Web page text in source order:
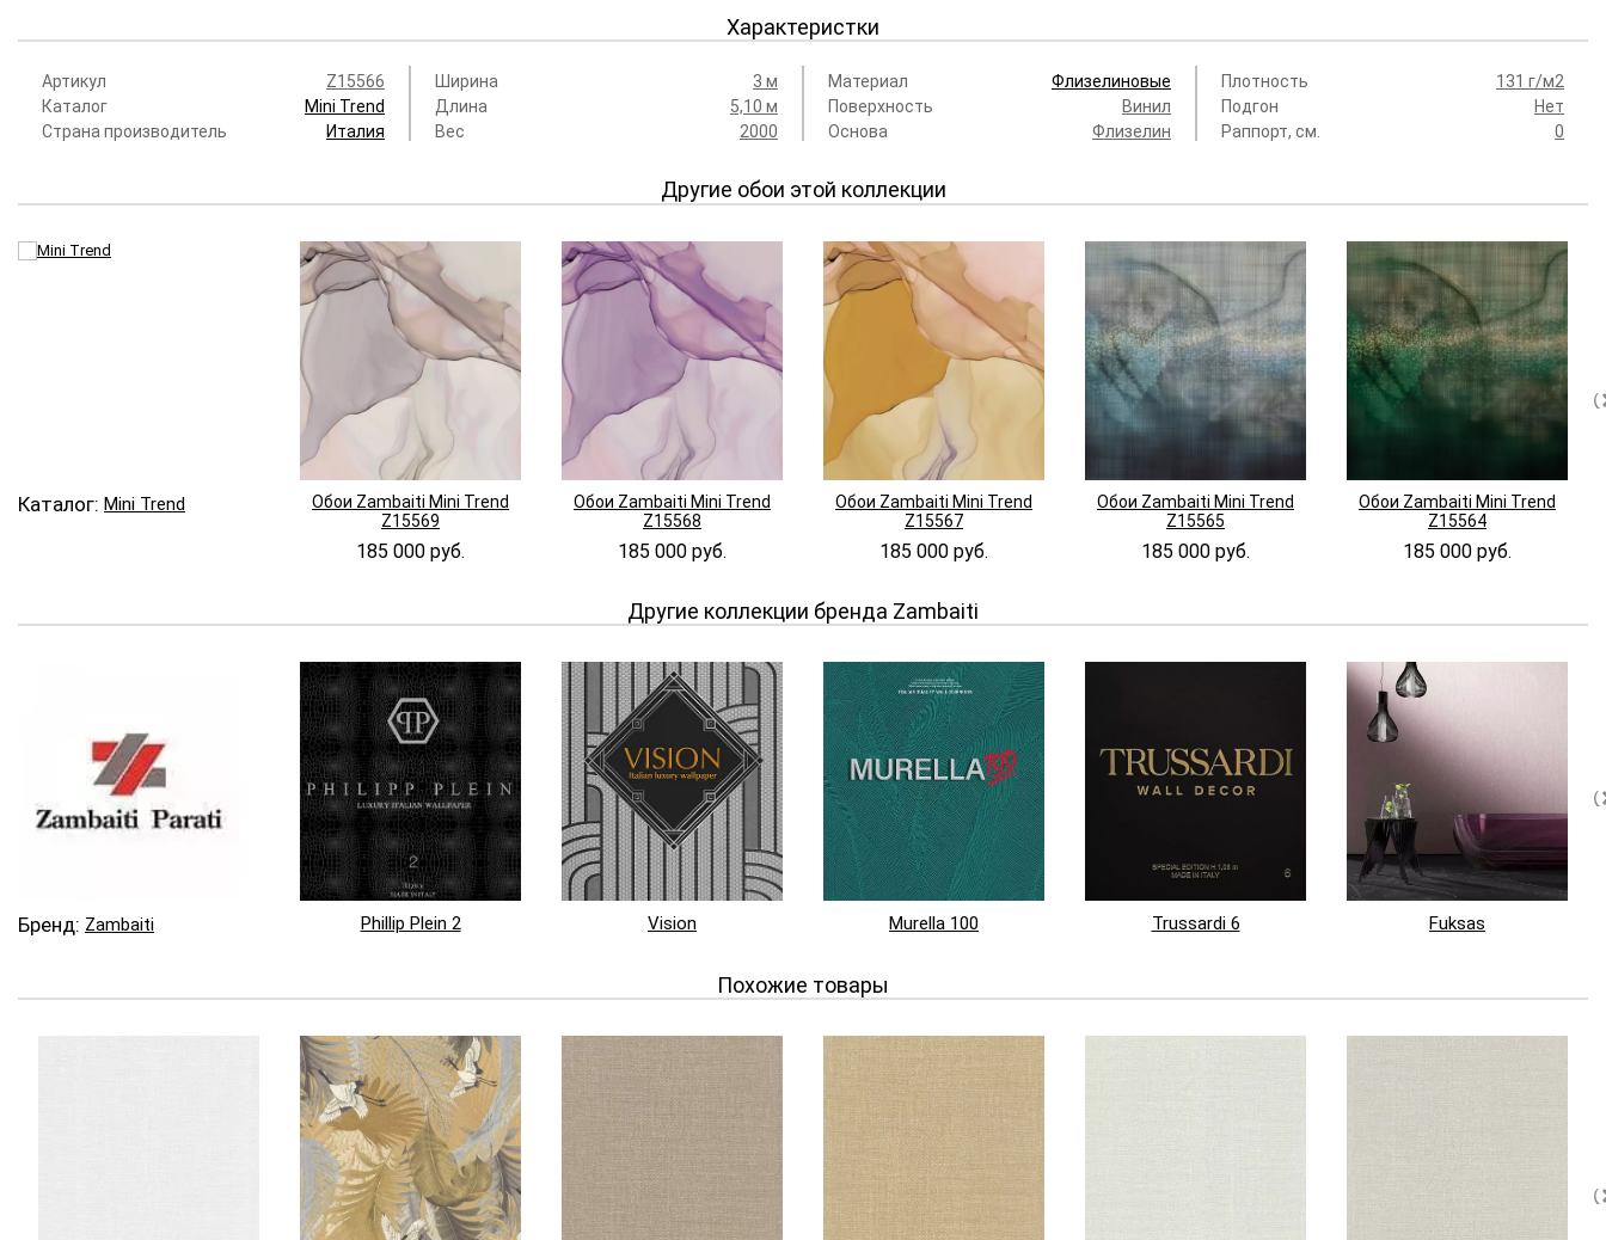
Характеристки
Артикул
Z15566
Каталог
Mini Trend
Страна производитель
Италия
Ширина
3 м
Длина
5,10 м
Вес
2000
Материал
Флизелиновые
Поверхность
Винил
Основа
Флизелин
Плотность
131 г/м2
Подгон
Нет
Раппорт, см.
0
Другие обои этой коллекции
Каталог: Mini Trend
Обои Zambaiti Mini Trend
Z15569
185 000 руб.
Обои Zambaiti Mini Trend
Z15568
185 000 руб.
Обои Zambaiti Mini Trend
Z15567
185 000 руб.
Обои Zambaiti Mini Trend
Z15565
185 000 руб.
Обои Zambaiti Mini Trend
Z15564
185 000 руб.
Другие коллекции бренда Zambaiti
Бренд: Zambaiti Phillip Plein 2 Vision Murella 100 Trussardi 6 Fuksas
Похожие товары